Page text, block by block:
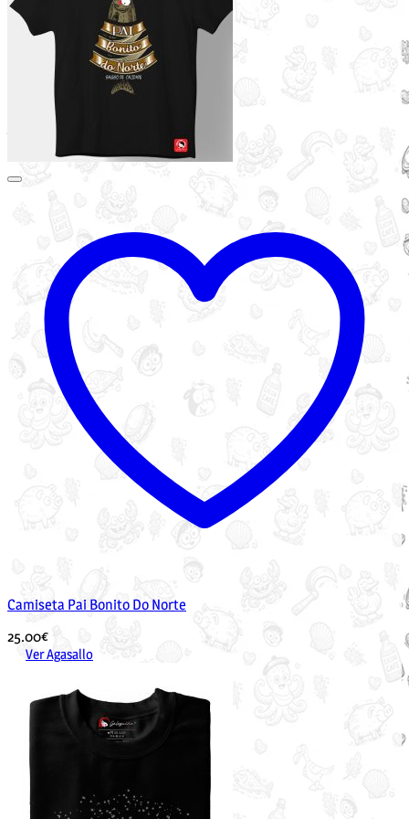
Camiseta Pai Bonito Do Norte
25.00€
Ver Agasallo
múltiples
opcións
pódense
elixir